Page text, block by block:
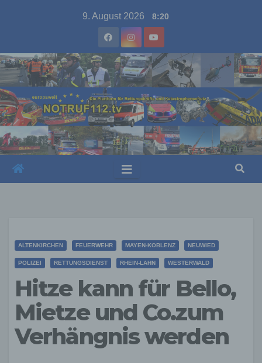
9. August 2026 8:20
ALTENKIRCHEN FEUERWEHR MAYEN-KOBLENZ NEUWIED
POLIZEI RETTUNGSDIENST RHEIN-LAHN WESTERWALD
Hitze kann für Bello,
Mietze und Co.zum
Verhängnis werden